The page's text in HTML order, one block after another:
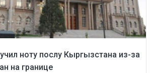
ноту послу Кыргызстана из-за
на границе